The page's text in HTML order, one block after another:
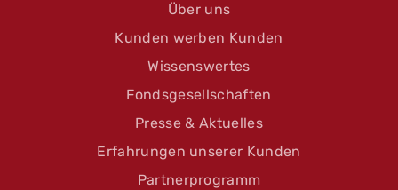
Über uns
Kunden werben Kunden
Wissenswertes
Fondsgesellschaften
Presse & Aktuelles
Erfahrungen unserer Kunden
Partnerprogramm